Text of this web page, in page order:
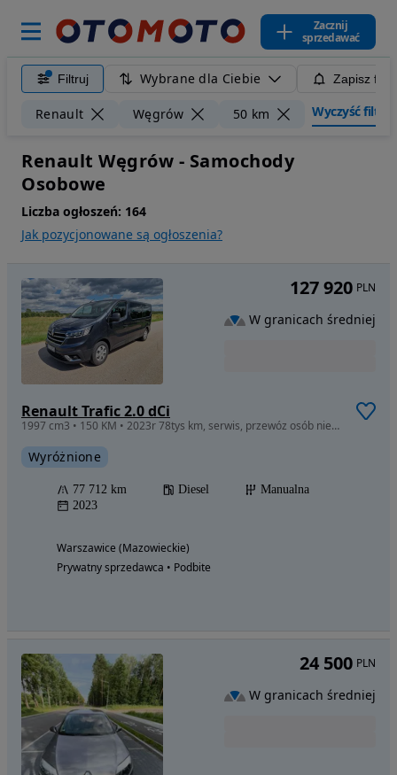
Zacznij
sprzedawać
Filtruj Wybrane dla Ciebie Zapisz
Renault Węgrów 50 km Wyczyść filtry
Renault Węgrów - Samochody
Osobowe
Liczba ogłoszeń: 164
Jak pozycjonowane są ogłoszenia?
Renault Trafic 2.0 dCi
1997 cm3 • 150 KM • 2023r 78tys km, serwis, przewóz osób niepełnosprawnych
Wyróżnione
77 712 km Diesel
Manualna
2023
Warszawice (Mazowieckie)
Prywatny sprzedawca • Podbite
127 920 PLN
W granicach średniej
24 500 PLN
W granicach średniej